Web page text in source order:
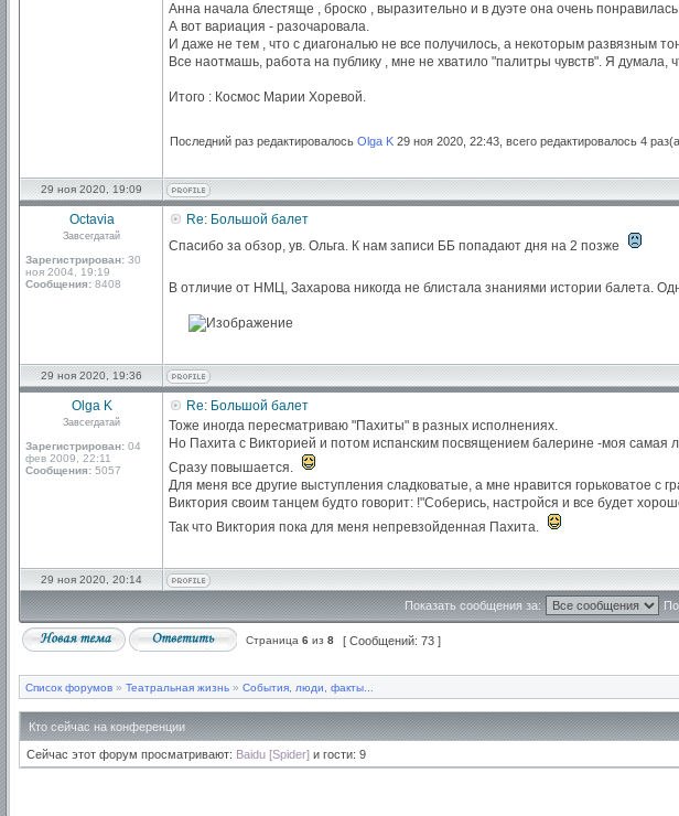
Анна начала блестяще , броско , выразительно и в дуэте она очень
А вот вариация - разочаровала.
И даже не тем , что с диагональю не все получилось, а некоторым развязным
Все наотмашь, работа на публику , мне не хватило "палитры чувств". Я думала,
Итого : Космос Марии Хоревой.
Последний раз редактировалось Olga K 29 ноя 2020, 22:43, всего редактировалось 4
29 ноя 2020, 19:09
Octavia
Завсегдатай
Зарегистрирован: 30
ноя 2004, 19:19
Сообщения: 8408
Re: Большой балет
Спасибо за обзор, ув. Ольга. К нам записи ББ попадают дня на 2 позже
В отличие от НМЦ, Захарова никогда не блистала знаниями истории балета.
29 ноя 2020, 19:36
Olga K
Завсегдатай
Зарегистрирован: 04
фев 2009, 22:11
Сообщения: 5057
Re: Большой балет
Тоже иногда пересматриваю "Пахиты" в разных исполнениях.
Но Пахита с Викторией и потом испанским посвящением балерине -моя самая
Сразу повышается.
Для меня все другие выступления сладковатые, а мне нравится горьковатое
Виктория своим танцем будто говорит: !"Соберись, настройся и все будет
Так что Виктория пока для меня непревзойденная Пахита.
29 ноя 2020, 20:14
Показать сообщения за:
Страница 6 из 8 [ Сообщений: 73 ]
Список форумов » Театральная жизнь » События, люди, факты...
Кто сейчас на конференции
Сейчас этот форум просматривают: Baidu [Spider] и гости: 9